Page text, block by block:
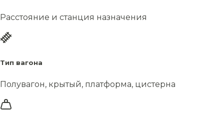
Расстояние и станция назначения
Тип вагона
Полувагон, крытый, платформа, цистерна